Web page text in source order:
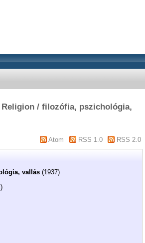
/ filozófia, pszichológia,
Atom RSS 1.0 RSS 2.0
vallás (1937)